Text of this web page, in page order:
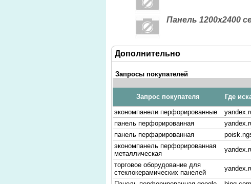
Панель 1200х2400
Дополнительно
Запросы покупателей
Запрос покупателя Где
экономпанели перфорированные
панель перфорированная
панель перфарированная
экономпанель перфорированная
металлическая
торговое оборудование для
стеклокерамических панелей